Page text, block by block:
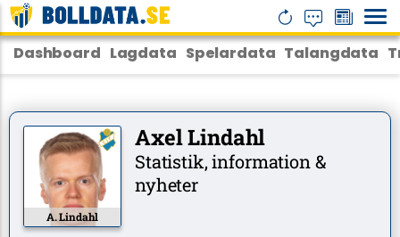
Dashboard Lagdata Spelardata Talangdata
A. Lindahl
Axel Lindahl
Statistik, information &
nyheter